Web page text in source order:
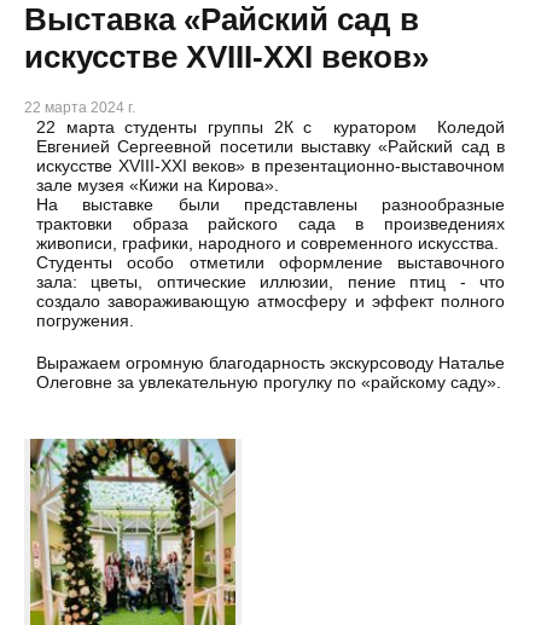
Выставка «Райский сад в
искусстве XVIII-XXI веков»
22 марта 2024 г.
22 марта студенты группы 2К с куратором Коледой
Евгенией Сергеевной посетили выставку «Райский сад в
искусстве XVIII-XXI веков» в презентационно-выставочном
зале музея «Кижи на Кирова».
На выставке были представлены разнообразные
трактовки образа райского сада в произведениях
живописи, графики, народного и современного искусства.
Студенты особо отметили оформление выставочного
зала: цветы, оптические иллюзии, пение птиц - что
создало завораживающую атмосферу и эффект полного
погружения.
Выражаем огромную благодарность экскурсоводу Наталье
Олеговне за увлекательную прогулку по «райскому саду».